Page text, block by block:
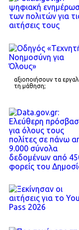
αξιοποιήσουν τα
τη μάθηση;